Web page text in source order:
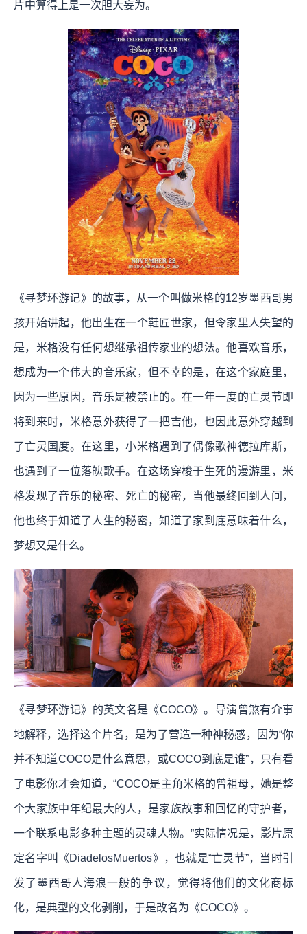
片中算得上是一次胆大妄为。
《寻梦环游记》的故事，从一个叫做米格的12岁墨西哥男
孩开始讲起，他出生在一个鞋匠世家，但令家里人失望的
是，米格没有任何想继承祖传家业的想法。他喜欢音乐，
想成为一个伟大的音乐家，但不幸的是，在这个家庭里，
因为一些原因，音乐是被禁止的。在一年一度的亡灵节即
将到来时，米格意外获得了一把吉他，也因此意外穿越到
了亡灵国度。在这里，小米格遇到了偶像歌神德拉库斯，
也遇到了一位落魄歌手。在这场穿梭于生死的漫游里，米
格发现了音乐的秘密、死亡的秘密，当他最终回到人间，
他也终于知道了人生的秘密，知道了家到底意味着什么，
梦想又是什么。
《寻梦环游记》的英文名是《COCO》。导演曾煞有介事
地解释，选择这个片名，是为了营造一种神秘感，因为“你
并不知道COCO是什么意思，或COCO到底是谁”，只有看
了电影你才会知道，“COCO是主角米格的曾祖母，她是整
个大家族中年纪最大的人，是家族故事和回忆的守护者，
一个联系电影多种主题的灵魂人物。”实际情况是，影片原
定名字叫《DiadelosMuertos》，也就是“亡灵节”，当时引
发了墨西哥人海浪一般的争议，觉得将他们的文化商标
化，是典型的文化剥削，于是改名为《COCO》。